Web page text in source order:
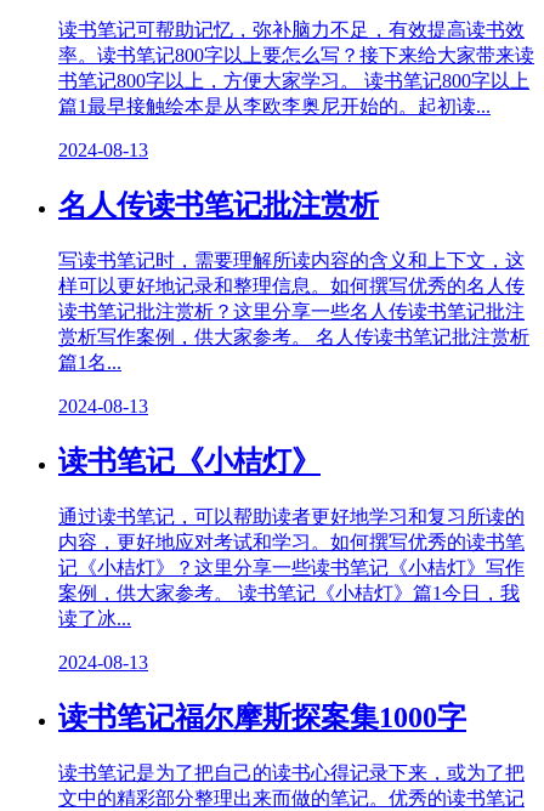
读书笔记可帮助记忆，弥补脑力不足，有效提高读书效
率。读书笔记800字以上要怎么写？接下来给大家带来读
书笔记800字以上，方便大家学习。 读书笔记800字以上
篇1最早接触绘本是从李欧李奥尼开始的。起初读...
2024-08-13
名人传读书笔记批注赏析
写读书笔记时，需要理解所读内容的含义和上下文，这
样可以更好地记录和整理信息。如何撰写优秀的名人传
读书笔记批注赏析？这里分享一些名人传读书笔记批注
赏析写作案例，供大家参考。 名人传读书笔记批注赏析
篇1名...
2024-08-13
读书笔记《小桔灯》
通过读书笔记，可以帮助读者更好地学习和复习所读的
内容，更好地应对考试和学习。如何撰写优秀的读书笔
记《小桔灯》？这里分享一些读书笔记《小桔灯》写作
案例，供大家参考。 读书笔记《小桔灯》篇1今日，我
读了冰...
2024-08-13
读书笔记福尔摩斯探案集1000字
读书笔记是为了把自己的读书心得记录下来，或为了把
文中的精彩部分整理出来而做的笔记。优秀的读书笔记